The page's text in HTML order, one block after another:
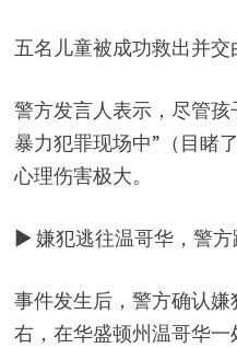
五名儿童被成功救出并交
警方发言人表示，尽管
暴力犯罪现场中”（目睹
心理伤害极大。
▶ 嫌犯逃往温哥华，警
事件发生后，警方确认
右，在华盛顿州温哥华